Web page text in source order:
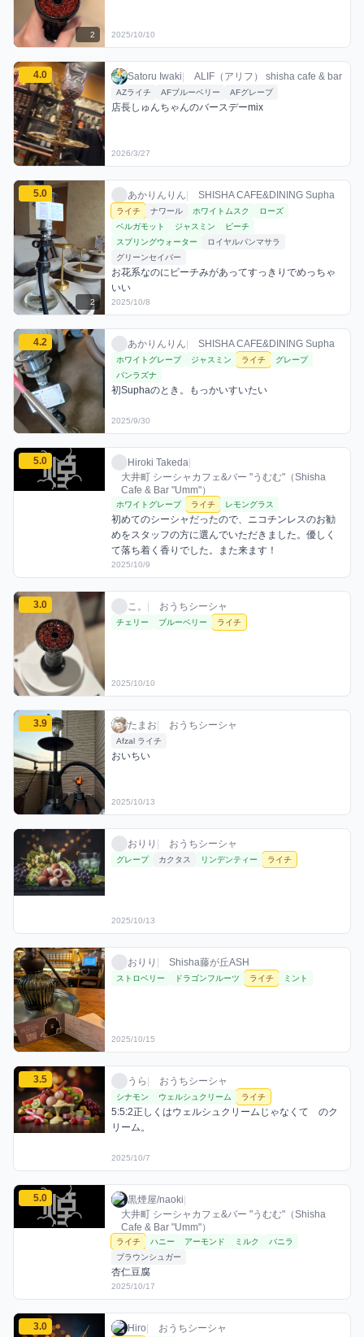
2 2025/10/10
Satoru Iwakiのライチミックスを見る
4.0 Satoru Iwaki / お店シーシャ / 2026年3月27
Satoru Iwaki ALIF（アリフ） shisha cafe & bar
利用フレーバー
AZライチ AFブルーベリー AFグレープ
コメント
店長しゅんちゃんのバースデーmix
評価
2026/3/27
あかりんりんのライチミックスを見る
5.0
2
あかりんりん / お店シーシャ / 2025年10月
あかりんりん SHISHA CAFE&DINING Supha
利用フレーバー
ライチ ナワール ホワイトムスク
ローズ
ベルガモット
ジャスミン
ピーチ
スプリングウォーター
ロイヤルパンマサラ
グリーンセイバー
コメント
お花系なのにピーチみがあってすっきりでめっちゃ
いい
評価
2025/10/8
あかりんりんのライチミックスを見る
4.2 あかりんりん / お店シーシャ / 2025年9月
あかりんりん SHISHA CAFE&DINING Supha
利用フレーバー
ホワイトグレープ ジャスミン ライチ
グレープ
パンラズナ
コメント
初Suphaのとき。もっかいすいたい
評価
2025/9/30
Hiroki Takedaのライチミックスを見る
5.0 Hiroki Takeda / お店シーシャ / 2025年10月
Hiroki Takeda
大井町 シーシャカフェ&バー "うむむ"（Shisha
Cafe & Bar "Umm"）
利用フレーバー
ホワイトグレープ ライチ レモングラス
コメント
初めてのシーシャだったので、ニコチンレスのお勧
めをスタッフの方に選んでいただきました。優しく
て落ち着く香りでした。また来ます！
評価
2025/10/9
こ。のライチミックスを見る
3.0 こ。 / おうちシーシャ / 2025年10月10日
こ。 おうちシーシャ
利用フレーバー
チェリー ブルーベリー ライチ
評価
2025/10/10
たまおのライチミックスを見る
3.9 たまお / おうちシーシャ / 2025年10月13日
たまお おうちシーシャ
利用フレーバー
Afzal ライチ
コメント
おいちい
評価
2025/10/13
おりりのライチミックスを見るおりり / おうちシーシャ / 2025年10月13日
おりり おうちシーシャ
利用フレーバー
グレープ カクタス リンデンティー ライチ
2025/10/13
おりりのライチミックスを見るおりり / お店シーシャ / 2025年10月15日
おりり Shisha藤が丘ASH
利用フレーバー
ストロベリー ドラゴンフルーツ ライチ ミント
2025/10/15
うらのライチミックスを見る
3.5 うら / おうちシーシャ / 2025年10月7日
うら おうちシーシャ
利用フレーバー
シナモン ウェルシュクリーム ライチ
コメント
5:5:2正しくはウェルシュクリームじゃなくて　のク
リーム。
評価
2025/10/7
黒煙屋/naokiのライチミックスを見る
5.0 黒煙屋/naoki / お店シーシャ / 2025年10月
黒煙屋/naoki
大井町 シーシャカフェ&バー "うむむ"（Shisha
Cafe & Bar "Umm"）
利用フレーバー
ライチ ハニー アーモンド ミルク
バニラ
ブラウンシュガー
コメント
杏仁豆腐
評価
2025/10/17
Hiroのライチミックスを見る
3.0 Hiro / おうちシーシャ / 2025年10月18日
Hiro おうちシーシャ
利用フレーバー
評価